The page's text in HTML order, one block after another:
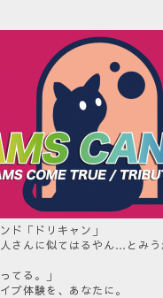
ド「ドリキャン」
さんに似てはるやん…とみう
てる。」
ブ体験を、あなたに。